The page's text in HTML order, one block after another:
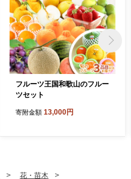
フルーツ王国和歌山のフルー
ツセット
寄附金額 13,000円
花・苗木